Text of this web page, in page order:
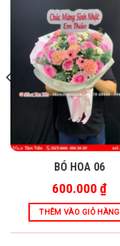
BÓ HOA 06
600.000 ₫
THÊM VÀO GIỎ HÀNG